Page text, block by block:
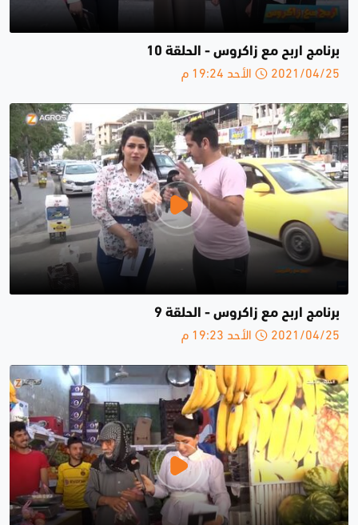
برنامج اربح مع زاكروس - الحلقة 10
2021/04/25 الأحد 19:24 م
برنامج اربح مع زاكروس - الحلقة 9
2021/04/25 الأحد 19:23 م